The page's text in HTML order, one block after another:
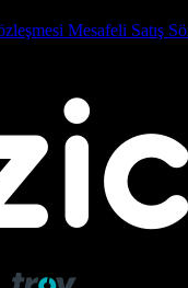
Mesafeli Satış